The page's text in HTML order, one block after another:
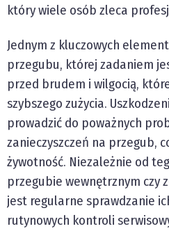
który wiele osób zleca
Jednym z kluczowych
przegubu, której zadaniem
przed brudem i wilgocią,
szybszego zużycia.
prowadzić do poważnych
zanieczyszczeń na przegub,
żywotność. Niezależnie od
przegubie wewnętrznym czy
jest regularne sprawdzanie
rutynowych kontroli